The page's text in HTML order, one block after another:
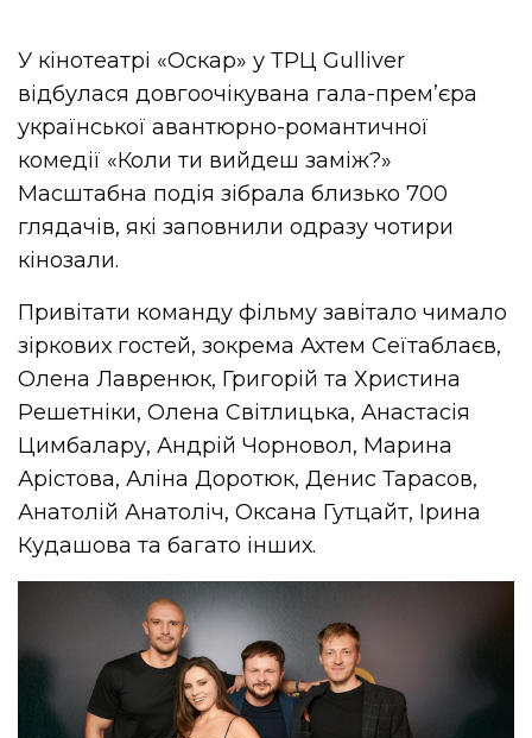
У кінотеатрі «Оскар» у ТРЦ Gulliver
відбулася довгоочікувана гала-прем’єра
української авантюрно-романтичної
комедії «Коли ти вийдеш заміж?»
Масштабна подія зібрала близько 700
глядачів, які заповнили одразу чотири
кінозали.
Привітати команду фільму завітало чимало
зіркових гостей, зокрема Ахтем Сеїтаблаєв,
Олена Лавренюк, Григорій та Христина
Решетніки, Олена Світлицька, Анастасія
Цимбалару, Андрій Чорновол, Марина
Арістова, Аліна Доротюк, Денис Тарасов,
Анатолій Анатоліч, Оксана Гутцайт, Ірина
Кудашова та багато інших.